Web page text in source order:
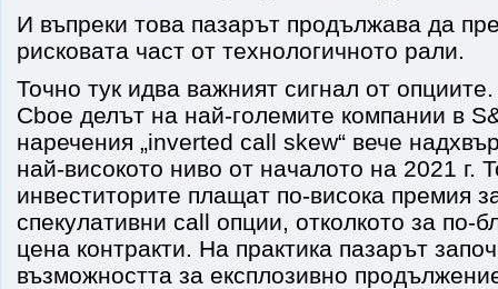
И въпреки това пазарът продължава да
рисковата част от технологичното рали.
Точно тук идва важният сигнал от
Cboe делът на най-големите компании в
наречения „inverted call skew“ вече
най-високото ниво от началото на 2021 г.
инвеститорите плащат по-висока премия
спекулативни call опции, отколкото за по-
цена контракти. На практика пазарът
възможността за експлозивно